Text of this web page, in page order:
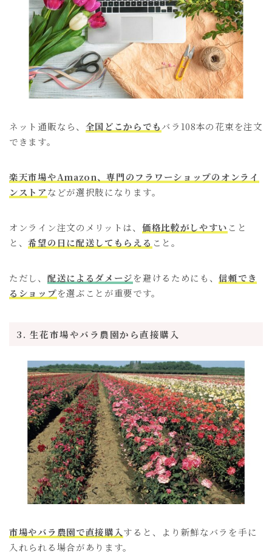
ネット通販なら、 全国どこからでもバラ108本の花束を注文
できます。
楽天市場やAmazon、専門のフラワーショップのオンライ
ンストアなどが選択肢になります。
オンライン注文のメリットは、 価格比較がしやすい こと
と、希望の日に配送してもらえる こと。
ただし、 配送によるダメージを避けるためにも、信頼でき
るショップを選ぶことが重要です。
3. 生花市場やバラ農園から直接購入
市場やバラ農園で直接購入すると、より新鮮なバラを手に
入れられる場合があります。